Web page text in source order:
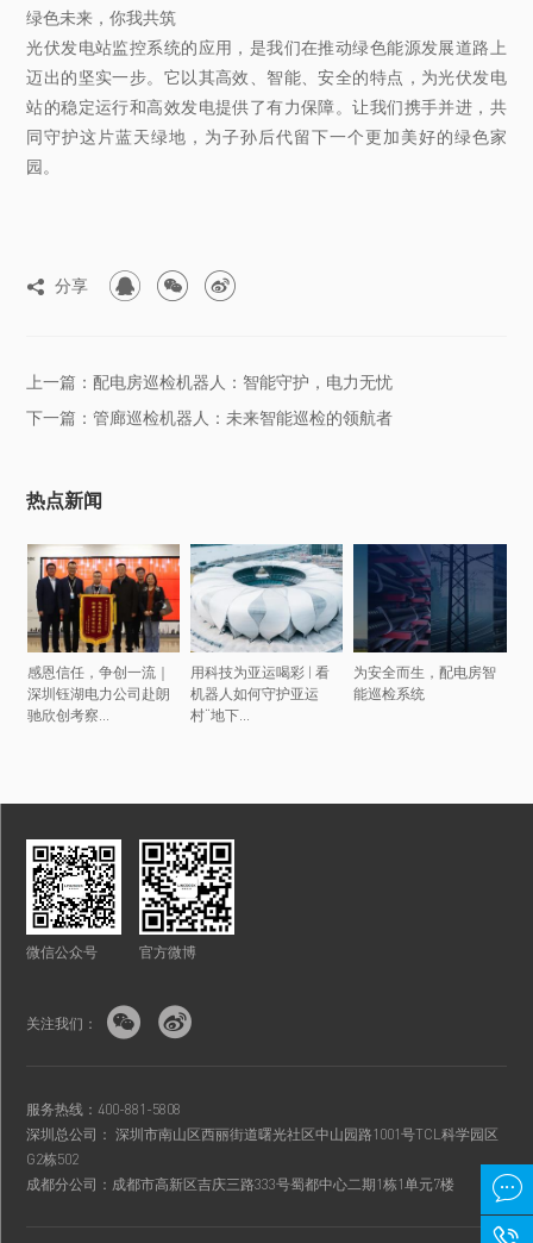
绿色未来，你我共筑
光伏发电站监控系统的应用，是我们在推动绿色能源发展道路上
迈出的坚实一步。它以其高效、智能、安全的特点，为光伏发电
站的稳定运行和高效发电提供了有力保障。让我们携手并进，共
同守护这片蓝天绿地，为子孙后代留下一个更加美好的绿色家
园。
 分享   
上一篇：配电房巡检机器人：智能守护，电力无忧
下一篇：管廊巡检机器人：未来智能巡检的领航者
热点新闻
感恩信任，争创一流｜
深圳钰湖电力公司赴朗
驰欣创考察...
用科技为亚运喝彩 | 看
机器人如何守护亚运
村“地下...
为安全而生，配电房智
能巡检系统
微信公众号 官方微博
关注我们：  
服务热线：400-881-5808
深圳总公司： 深圳市南山区西丽街道曙光社区中山园路1001号TCL科学园区
G2栋502
成都分公司：成都市高新区吉庆三路333号蜀都中心二期1栋1单元7楼
